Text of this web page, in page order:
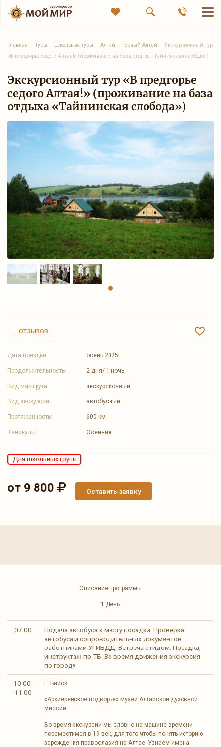
Главная — Туры — Школьные туры — Алтай — Горный Алтай — Экскурсионный тур
«В предгорье седого Алтая!» (проживание на база отдыха «Тайнинская слобода»)
Экскурсионный тур «В предгорье
седого Алтая!» (проживание на база
отдыха «Тайнинская слобода»)
отзывов
Дата поездки: осень 2025г.
Продолжительность: 2 дня/ 1 ночь
Вид маршрута: экскурсионный
Вид экскурсии: автобусный
Протяженность: 600 км
Каникулы: Осенние
Для школьных групп
от 9 800 Оставить заявку
Описание программы
1 День
07.00
Подача автобуса к месту посадки. Проверка
автобуса и сопроводительных документов
работниками УГИБДД. Встреча с гидом. Посадка,
инструктаж по ТБ. Во время движения экскурсия
по городу
10.00-
11.00
Г. Бийск
«Архиерейское подворье» музей Алтайской духовной
миссии.
Во время экскурсии мы словно на машине времени
переместимся в 19 век, для того чтобы понять историю
зарождения православия на Алтае. Узнаем имена